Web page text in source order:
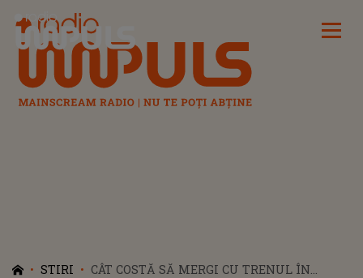
Radio Impuls
STIRI
CÂT COSTĂ SĂ MERGI CU TRENUL ÎN